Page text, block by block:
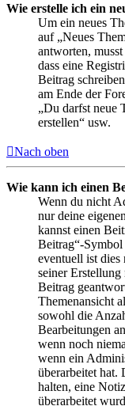
Wie erstelle ich ein
Um ein neues
auf „Neues
antworten,
dass eine
Beitrag
am Ende der
„Du darfst neue
erstellen“ usw.
Nach oben
Wie kann ich einen
Wenn du nicht
nur deine
kannst einen
Beitrag“-
eventuell ist dies
seiner
Beitrag
Themenansicht
sowohl die
Bearbeitungen
wenn noch
wenn ein
überarbeitet hat.
halten, eine
überarbeitet